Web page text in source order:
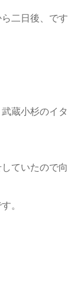
二日後、です
蔵小杉のイタ
ていたので向
。